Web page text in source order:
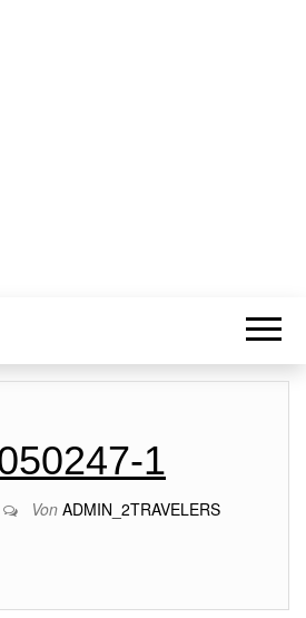
1
Von ADMIN_2TRAVELERS